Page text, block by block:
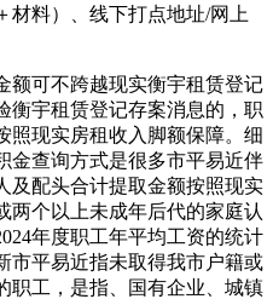
材料）、线下打点地址/网上
可不跨越现实衡宇租赁登记
宇租赁登记存案消息的，职
照现实房租收入脚额保障。细
金查询方式是很多市平易近伴
及配头合计提取金额按照现实
两个以上未成年后代的家庭认
年度职工年平均工资的统计
市平易近指未取得我市户籍或
职工，是指、国有企业、城镇